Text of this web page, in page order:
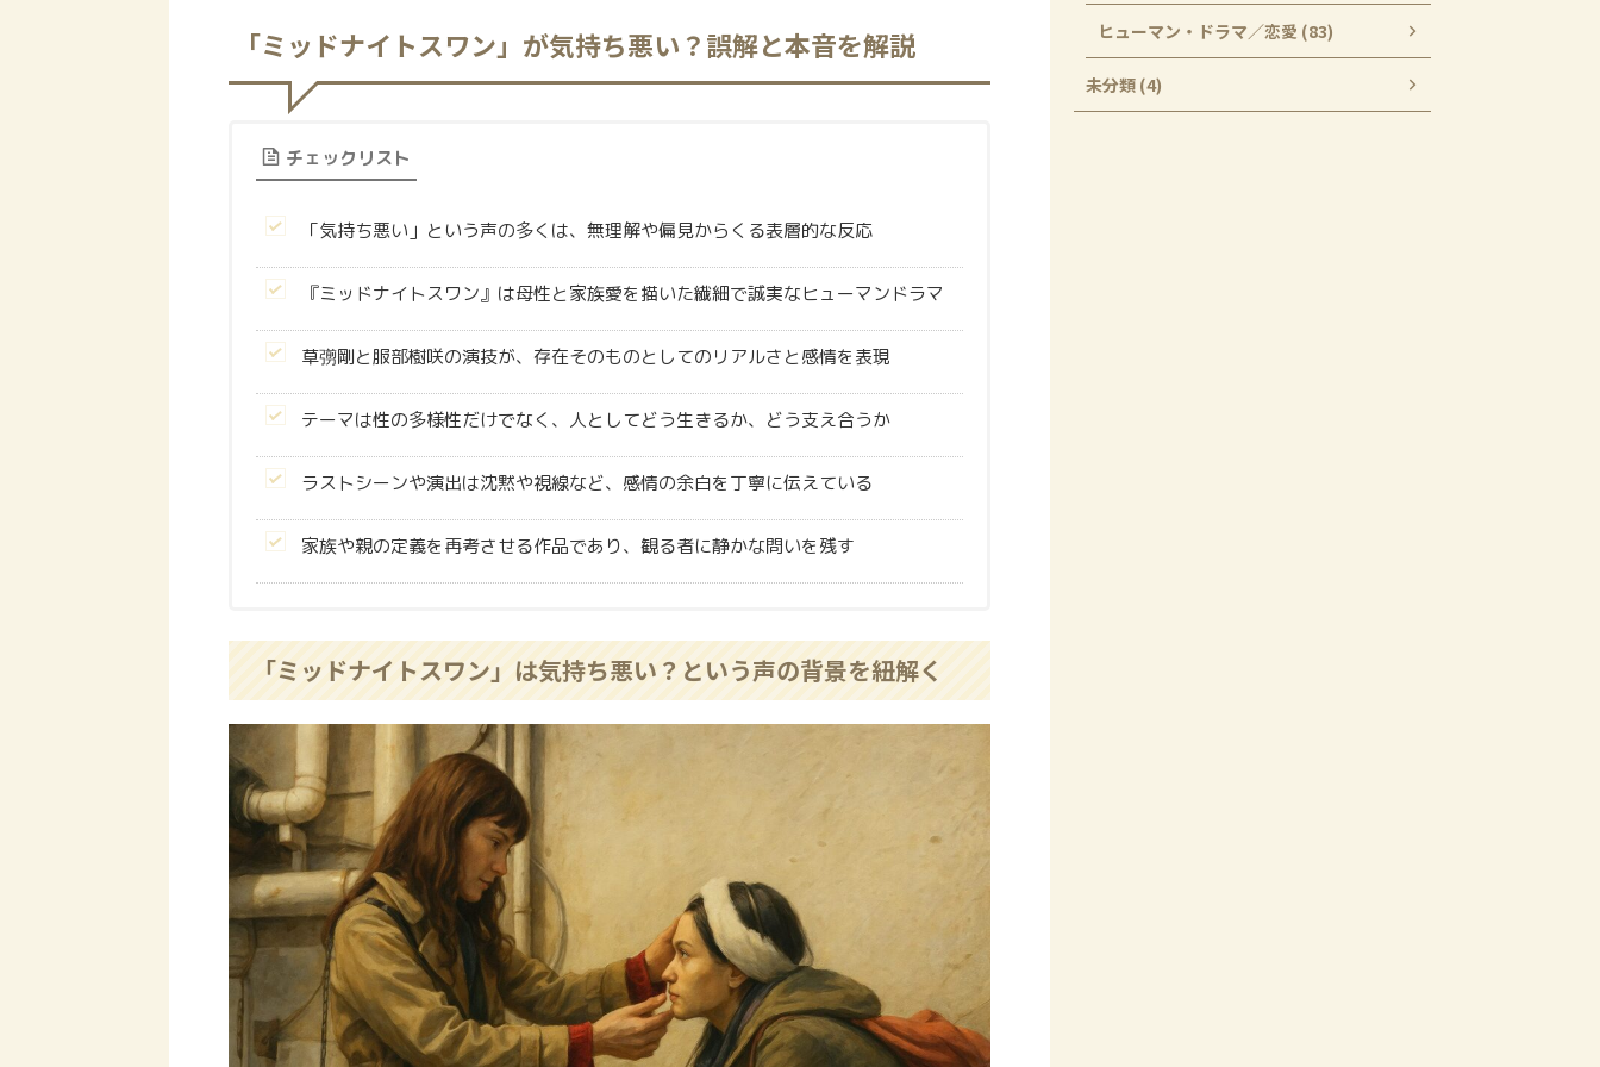
「ミッドナイトスワン」が気持ち悪い？誤解と本音を解説
チェックリスト
「気持ち悪い」という声の多くは、無理解や偏見からくる表層的な反応
『ミッドナイトスワン』は母性と家族愛を描いた繊細で誠実なヒューマンドラマ
草彅剛と服部樹咲の演技が、存在そのものとしてのリアルさと感情を表現
テーマは性の多様性だけでなく、人としてどう生きるか、どう支え合うか
ラストシーンや演出は沈黙や視線など、感情の余白を丁寧に伝えている
家族や親の定義を再考させる作品であり、観る者に静かな問いを残す
「ミッドナイトスワン」は気持ち悪い？という声の背景を紐解く
ヒューマン・ドラマ／恋愛 (83)
未分類 (4)